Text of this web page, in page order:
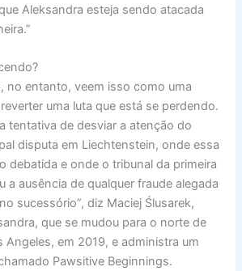
Aleksandra esteja sendo atacada
no entanto, veem isso como uma
uma luta que está se perdendo.
tentativa de desviar a atenção do
disputa em Liechtenstein, onde essa
debatida e onde o tribunal da primeira
a ausência de qualquer fraude alegada
sucessório”, diz Maciej Ślusarek,
que se mudou para o norte de
Angeles, em 2019, e administra um
Pawsitive Beginnings.